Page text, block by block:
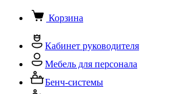
Корзина
Кабинет руководителя
Мебель для персонала
Бенч-системы